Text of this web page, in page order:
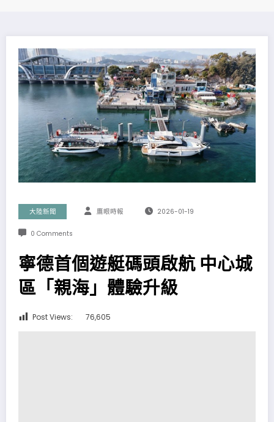
大陸新聞 鷹眼時報 2026-01-19
0 Comments
寧德首個遊艇碼頭啟航 中心城
區「親海」體驗升級
Post Views: 76,605